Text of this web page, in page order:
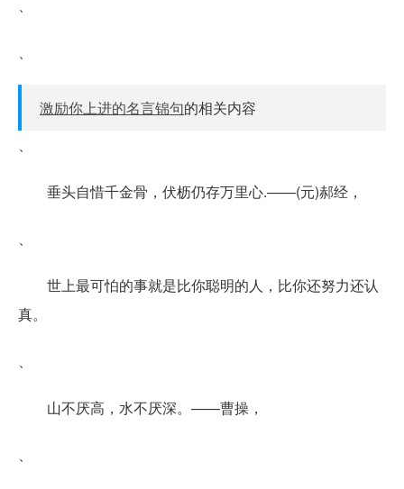
激励你上进的名言锦句的相关内容
垂头自惜千金骨，伏枥仍存万里心.——(元)郝经，
世上最可怕的事就是比你聪明的人，比你还努力还认
真。
山不厌高，水不厌深。——曹操，